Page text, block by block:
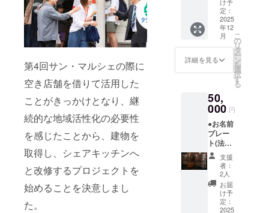
第4回サン・マルシェの際に
空き店舗を借りて活用した
ことがきっかけとなり、継
続的な地域活性化の必要性
を感じたことから、建物を
取得し、シェアキッチンへ
と改修するプロジェクトを
始めることを決意しまし
た。
在費は
各自で
ご負担
くださ
い。 ・
支援者
細は
メール
で連絡
しま
す。
内にお
名前プ
レート
を設置
いたし
ます。
内容は
お名前
ト(法人
向け)と
同じも
のにな
りま
す。 ・
掲載期
間：
2026年
1月頃か
ら事業
が存続
定：
2025
年12
月
詳細を見る
こ
の
リ
タ
ー
ン
を
選
択
す
る
50,
000 円
●お名前
プレー
ト(法人
向け) 感
謝の気
持ちを
込め
て、店
内にお
名前プ
支援
者：
2人
お届
け予
定：
2025